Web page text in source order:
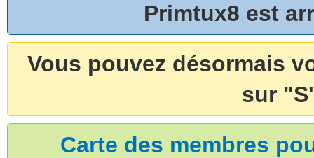
Primtux8 est
Vous pouvez désormais
sur
Carte des membres